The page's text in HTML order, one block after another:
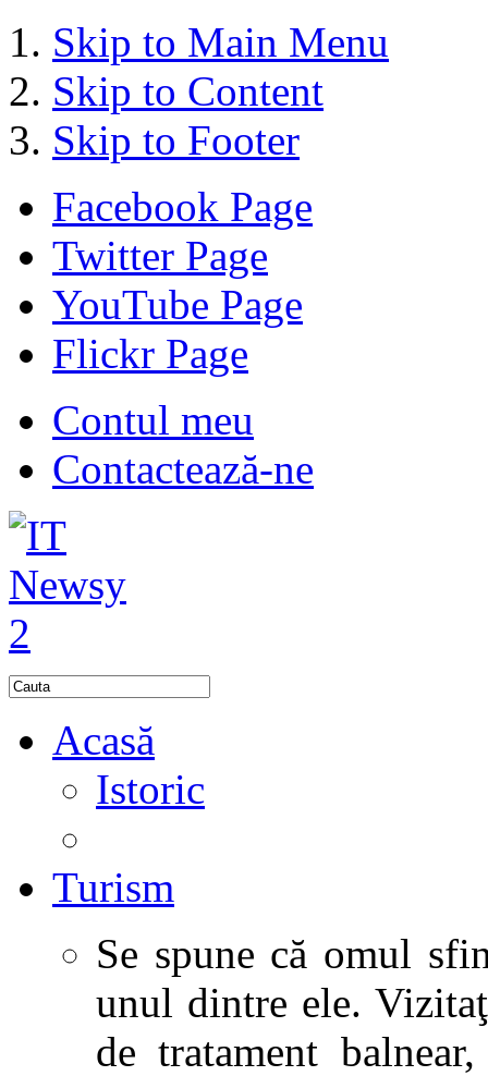
Skip to Main Menu
Skip to Content
Skip to Footer
Facebook Page
Twitter Page
YouTube Page
Flickr Page
Contul meu
Contactează-ne
Acasă
Istoric
Turism
Se spune că omul
unul dintre ele.
de tratament